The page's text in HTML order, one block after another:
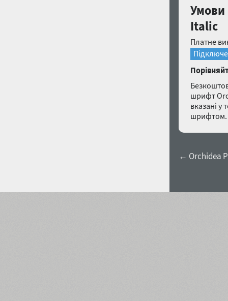
Умови
Italic
Платне
шрифт
вказані у
шрифтом.
← Orchidea